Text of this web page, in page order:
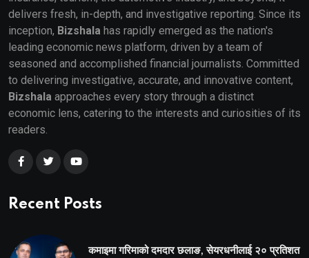
delivers fresh, in-depth, and investigative reporting. Since its
inception, Bizshala has rapidly emerged as the nation's
leading economic news platform, driven by a team of
seasoned and accomplished financial journalists. Committed
to delivering investigative, accurate, and innovative content,
Bizshala approaches every story through a distinct
economic lens, catering to the interests and curiosities of its
readers.
Recent Posts
कमाइमा गरिमाको दमदार छलाङ, सेयरधनीलाई २० प्रतिशत